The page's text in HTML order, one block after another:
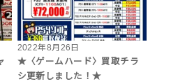
2022年8月26日
★〈ゲームハード〉買取チラ
シ更新しました！★